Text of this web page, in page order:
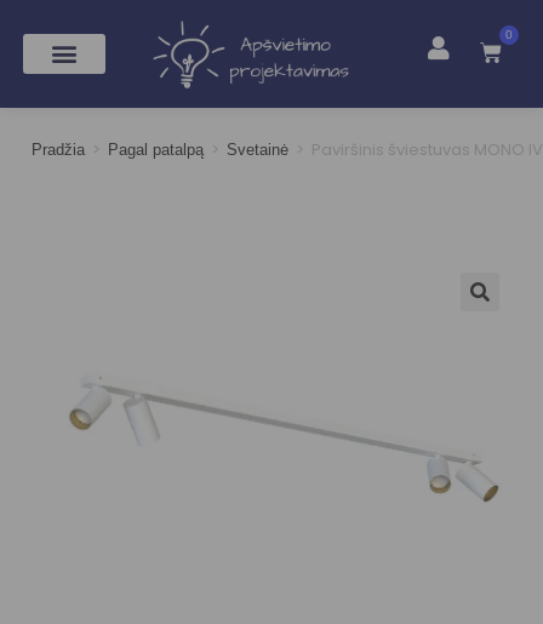
0
Pradžia > Pagal patalpą > Svetainė > Paviršinis šviestuvas MONO IV